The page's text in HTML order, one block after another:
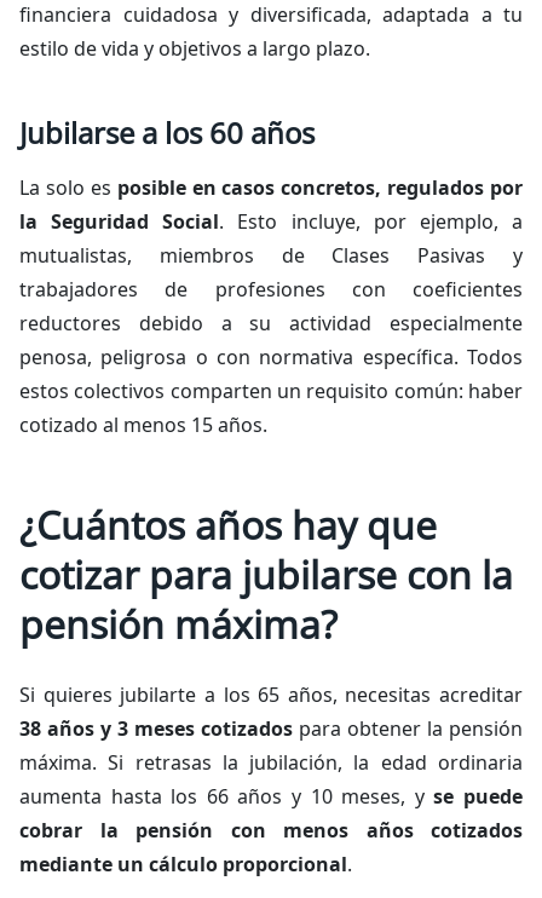
financiera cuidadosa y diversificada, adaptada a tu
estilo de vida y objetivos a largo plazo.
Jubilarse a los 60 años
La solo es posible en casos concretos, regulados por
la Seguridad Social. Esto incluye, por ejemplo, a
mutualistas, miembros de Clases Pasivas y
trabajadores de profesiones con coeficientes
reductores debido a su actividad especialmente
penosa, peligrosa o con normativa específica. Todos
estos colectivos comparten un requisito común: haber
cotizado al menos 15 años.
¿Cuántos años hay que
cotizar para jubilarse con la
pensión máxima?
Si quieres jubilarte a los 65 años, necesitas acreditar
38 años y 3 meses cotizados para obtener la pensión
máxima. Si retrasas la jubilación, la edad ordinaria
aumenta hasta los 66 años y 10 meses, yse puede
cobrar la pensión con menos años cotizados
mediante un cálculo proporcional.